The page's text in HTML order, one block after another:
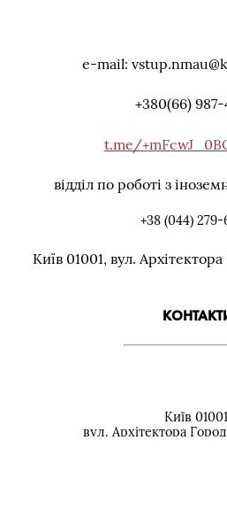
e-mail:
+380(66)
t.me/
відділ по роботі з
+38 (044) 279-
Київ 01001, вул.
Київ
вул. Архiтектора